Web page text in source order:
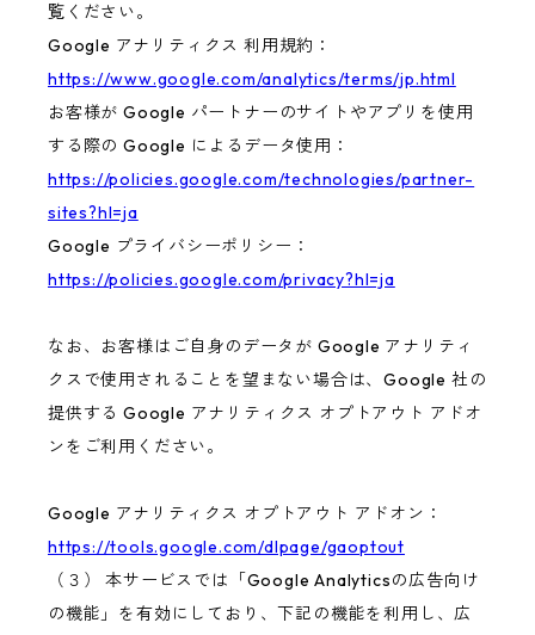
覧ください。
Google アナリティクス 利用規約：
https://www.google.com/analytics/terms/jp.html
お客様が Google パートナーのサイトやアプリを使用
する際の Google によるデータ使用：
https://policies.google.com/technologies/partner-
sites?hl=ja
Google プライバシーポリシー：
https://policies.google.com/privacy?hl=ja
なお、お客様はご自身のデータが Google アナリティ
クスで使用されることを望まない場合は、Google 社の
提供する Google アナリティクス オプトアウト アドオ
ンをご利用ください。
Google アナリティクス オプトアウト アドオン：
https://tools.google.com/dlpage/gaoptout
（３） 本サービスでは「Google Analyticsの広告向け
の機能」を有効にしており、下記の機能を利用し、広